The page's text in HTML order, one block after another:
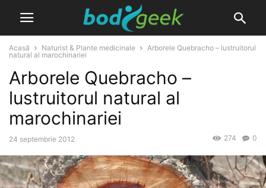
Acasă Naturist & Plante medicinale
Arborele Quebracho – lustruitorul
natural al marochinariei
Arborele Quebracho –
lustruitorul natural al
marochinariei
24 septembrie 2012 0
274